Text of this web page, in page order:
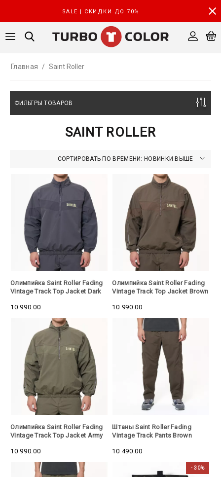
SALE | СКИДКИ ДО 70%
Главная / Saint Roller
ФИЛЬТРЫ ТОВАРОВ
SAINT ROLLER
СОРТИРОВАТЬ ПО ВРЕМЕНИ: НОВИНКИ ВЫШЕ
Олимпийка Saint Roller Fading
Vintage Track Top Jacket Dark
10 990.00
Олимпийка Saint Roller Fading
Vintage Track Top Jacket Brown
10 990.00
Олимпийка Saint Roller Fading
Vintage Track Top Jacket Army
10 990.00
Штаны Saint Roller Fading
Vintage Track Pants Brown
10 490.00
- 30%